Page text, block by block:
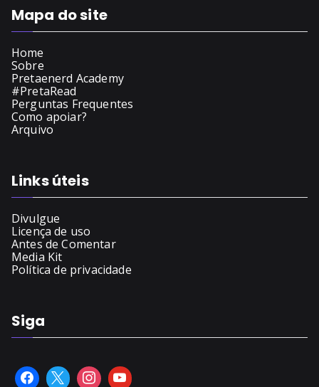
Mapa do site
Home
Sobre
Pretaenerd Academy
#PretaRead
Perguntas Frequentes
Como apoiar?
Arquivo
Links úteis
Divulgue
Licença de uso
Antes de Comentar
Media Kit
Política de privacidade
Siga